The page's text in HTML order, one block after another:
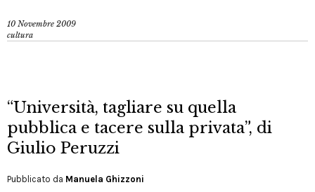
10 Novembre 2009
cultura
“Università, tagliare su quella
pubblica e tacere sulla privata”, di
Giulio Peruzzi
Pubblicato da Manuela Ghizzoni